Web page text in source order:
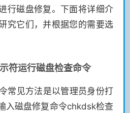
行磁盘修复。下面将详细介
究它们，并根据您的需要选
符运行磁盘检查命令
常见方法是以管理员身份打
入磁盘修复命令chkdsk检查